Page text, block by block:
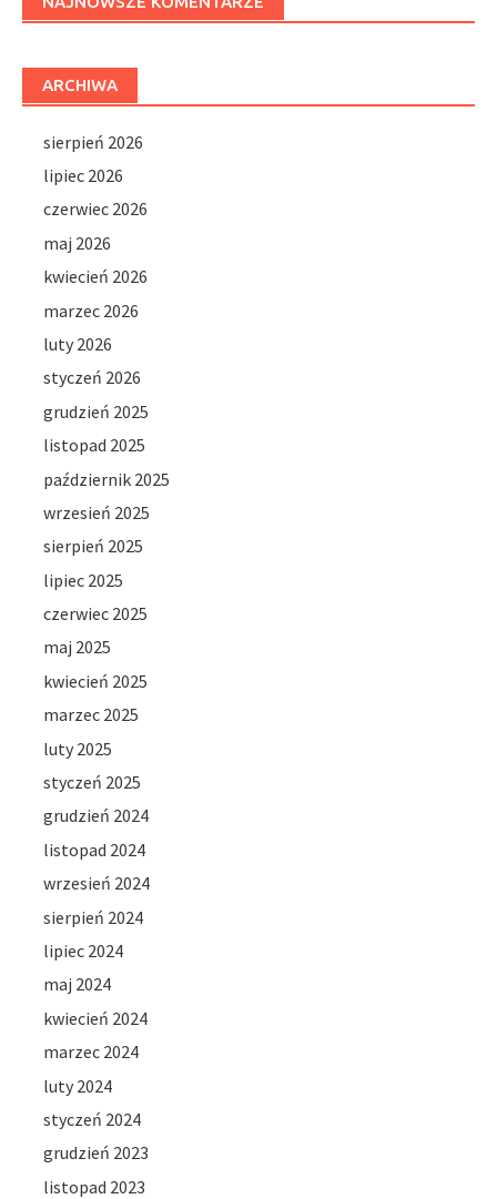
ARCHIWA
sierpień 2026
lipiec 2026
czerwiec 2026
maj 2026
kwiecień 2026
marzec 2026
luty 2026
styczeń 2026
grudzień 2025
listopad 2025
październik 2025
wrzesień 2025
sierpień 2025
lipiec 2025
czerwiec 2025
maj 2025
kwiecień 2025
marzec 2025
luty 2025
styczeń 2025
grudzień 2024
listopad 2024
wrzesień 2024
sierpień 2024
lipiec 2024
maj 2024
kwiecień 2024
marzec 2024
luty 2024
styczeń 2024
grudzień 2023
listopad 2023